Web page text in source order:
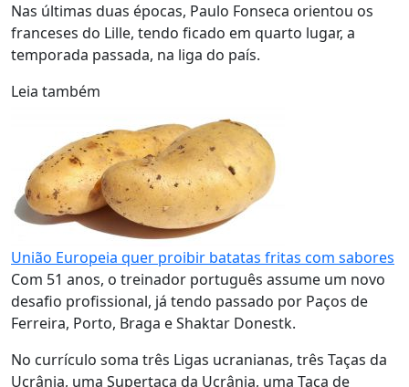
Nas últimas duas épocas, Paulo Fonseca orientou os
franceses do Lille, tendo ficado em quarto lugar, a
temporada passada, na liga do país.
Leia também
União Europeia quer proibir batatas fritas com sabores
Com 51 anos, o treinador português assume um novo
desafio profissional, já tendo passado por Paços de
Ferreira, Porto, Braga e Shaktar Donestk.
No currículo soma três Ligas ucranianas, três Taças da
Ucrânia, uma Supertaça da Ucrânia, uma Taça de